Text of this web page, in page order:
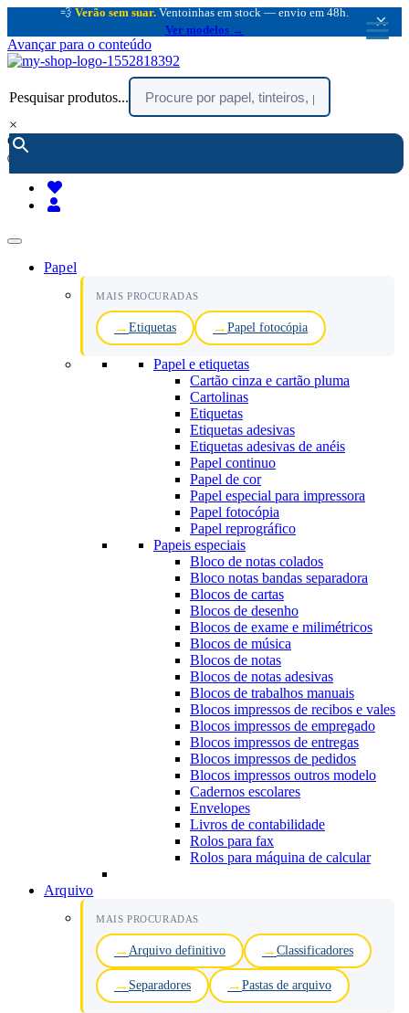
💨 Verão sem suar. Ventoinhas em stock — envio em 48h.
Ver modelos →
×
Avançar para o conteúdo
Pesquisar produtos...
×
encomendar por telefone :
(chamada rede fixa nacional)
Papel
MAIS PROCURADAS
Etiquetas Papel fotocópia
Papel e etiquetas
Cartão cinza e cartão pluma
Cartolinas
Etiquetas
Etiquetas adesivas
Etiquetas adesivas de anéis
Papel continuo
Papel de cor
Papel especial para impressora
Papel fotocópia
Papel reprográfico
Papeis especiais
Bloco de notas colados
Bloco notas bandas separadora
Blocos de cartas
Blocos de desenho
Blocos de exame e milimétricos
Blocos de música
Blocos de notas
Blocos de notas adesivas
Blocos de trabalhos manuais
Blocos impressos de recibos e vales
Blocos impressos de empregado
Blocos impressos de entregas
Blocos impressos de pedidos
Blocos impressos outros modelo
Cadernos escolares
Envelopes
Livros de contabilidade
Rolos para fax
Rolos para máquina de calcular
Arquivo
MAIS PROCURADAS
Arquivo definitivo Classificadores
Separadores Pastas de arquivo